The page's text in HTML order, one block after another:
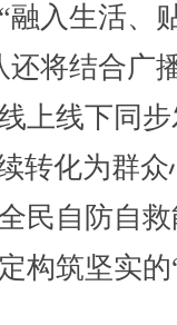
融入生活、
还将结合广
上线下同
转化为群众
民自防自
构筑坚实的